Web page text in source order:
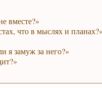
вместе?»
что в мыслях и планах?»
я замуж за него?»